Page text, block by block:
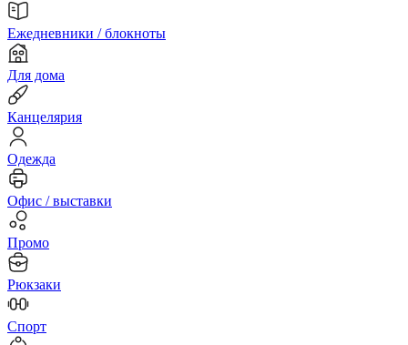
Ежедневники / блокноты
Для дома
Канцелярия
Одежда
Офис / выставки
Промо
Рюкзаки
Спорт